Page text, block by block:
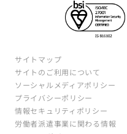
サイトマップ
サイトのご利用について
ソーシャルメディアポリシー
プライバシーポリシー
情報セキュリティポリシー
労働者派遣事業に関わる情報